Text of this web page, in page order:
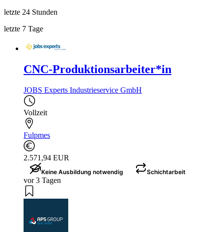
letzte 24 Stunden
letzte 7 Tage
CNC-Produktionsarbeiter*in
JOBS Experts Industrieservice GmbH
Vollzeit
Fulpmes
2.571,94 EUR
Keine Ausbildung notwendig Schichtarbeit
vor 3 Tagen